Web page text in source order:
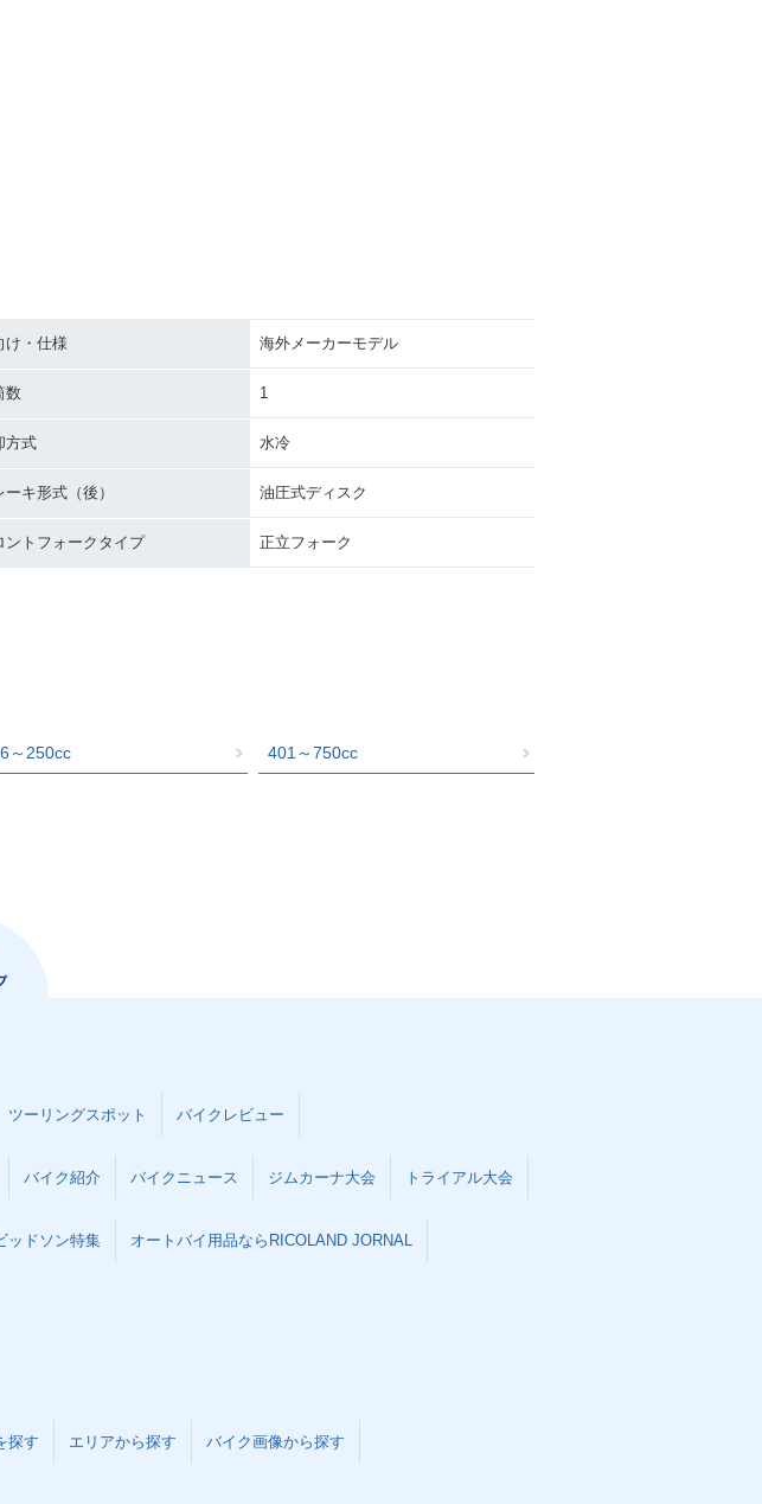
け・仕様 海外メーカーモデル
数 1
方式 水冷
ーキ形式（後） 油圧式ディスク
ントフォークタイプ 正立フォーク
～250cc 401～750cc
ツーリングスポット バイクレビュー
バイク紹介 バイクニュース ジムカーナ大会 トライアル大会
ッドソン特集 オートバイ用品ならRICOLAND JORNAL
探す エリアから探す バイク画像から探す